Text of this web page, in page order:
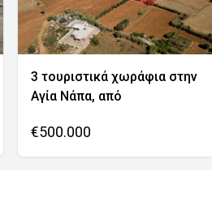
3 τουριστικά χωράφια στην
Αγία Νάπα, από
€500.000